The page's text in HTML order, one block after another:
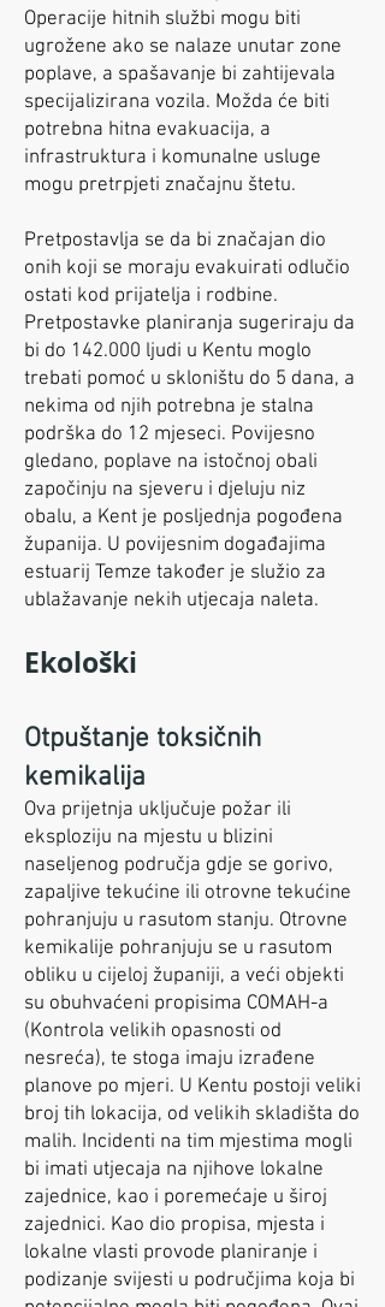
Operacije hitnih službi mogu biti
ugrožene ako se nalaze unutar zone
poplave, a spašavanje bi zahtijevala
specijalizirana vozila. Možda će biti
potrebna hitna evakuacija, a
infrastruktura i komunalne usluge
mogu pretrpjeti značajnu štetu.
Pretpostavlja se da bi značajan dio
onih koji se moraju evakuirati odlučio
ostati kod prijatelja i rodbine.
Pretpostavke planiranja sugeriraju da
bi do 142.000 ljudi u Kentu moglo
trebati pomoć u skloništu do 5 dana, a
nekima od njih potrebna je stalna
podrška do 12 mjeseci. Povijesno
gledano, poplave na istočnoj obali
započinju na sjeveru i djeluju niz
obalu, a Kent je posljednja pogođena
županija. U povijesnim događajima
estuarij Temze također je služio za
ublažavanje nekih utjecaja naleta.
Ekološki
Otpuštanje toksičnih
kemikalija
Ova prijetnja uključuje požar ili
eksploziju na mjestu u blizini
naseljenog područja gdje se gorivo,
zapaljive tekućine ili otrovne tekućine
pohranjuju u rasutom stanju. Otrovne
kemikalije pohranjuju se u rasutom
obliku u cijeloj županiji, a veći objekti
su obuhvaćeni propisima COMAH-a
(Kontrola velikih opasnosti od
nesreća), te stoga imaju izrađene
planove po mjeri. U Kentu postoji veliki
broj tih lokacija, od velikih skladišta do
malih. Incidenti na tim mjestima mogli
bi imati utjecaja na njihove lokalne
zajednice, kao i poremećaje u široj
zajednici. Kao dio propisa, mjesta i
lokalne vlasti provode planiranje i
podizanje svijesti u područjima koja bi